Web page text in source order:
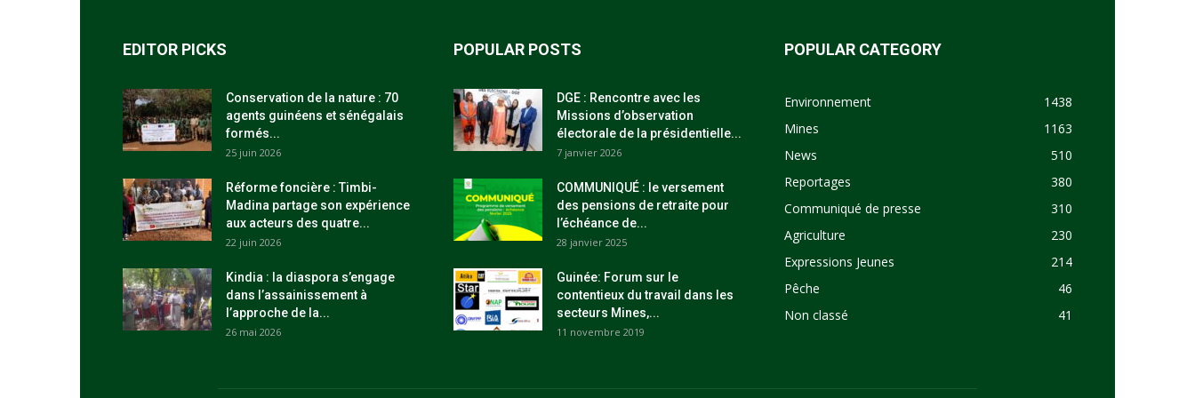
EDITOR PICKS
Conservation de la nature : 70
agents guinéens et sénégalais
formés...
25 juin 2026
Réforme foncière : Timbi-
Madina partage son expérience
aux acteurs des quatre...
22 juin 2026
Kindia : la diaspora s’engage
dans l’assainissement à
l’approche de la...
26 mai 2026
POPULAR POSTS
DGE : Rencontre avec les
Missions d’observation
électorale de la présidentielle...
7 janvier 2026
COMMUNIQUÉ : le versement
des pensions de retraite pour
l’échéance de...
28 janvier 2025
Guinée: Forum sur le
contentieux du travail dans les
secteurs Mines,...
11 novembre 2019
POPULAR CATEGORY
Environnement
1438
Mines
1163
News
510
Reportages
380
Communiqué de presse
310
Agriculture
230
Expressions Jeunes
214
Pêche
46
Non classé
41